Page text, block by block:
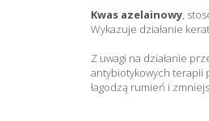
Kwas azelainowy,
Wykazuje działanie
Z uwagi na działanie
antybiotykowych terapii
łagodzą rumień i